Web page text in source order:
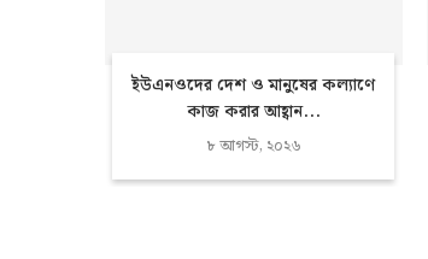
ইউএনওদের দেশ ও মানুষের কল্যাণে
কাজ করার আহ্বান...
৮ আগস্ট, ২০২৬